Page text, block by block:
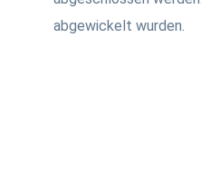
abgewickelt wurden.